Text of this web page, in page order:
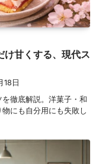
甘くする、現代ス
18日
徹底解説。洋菓子・和
にも自分用にも失敗し